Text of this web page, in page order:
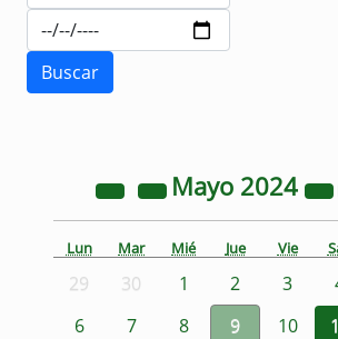
Mayo 2024
Lun Mar Mié Jue Vie
29 30 1 2 3
6
7 8 9 10